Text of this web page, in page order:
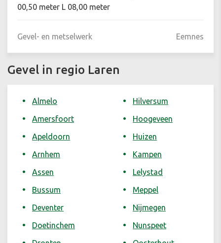
00,50 meter L 08,00 meter
Gevel- en metselwerk Eemnes
Gevel in regio Laren
Almelo
Amersfoort
Apeldoorn
Arnhem
Assen
Bussum
Deventer
Doetinchem
Hilversum
Hoogeveen
Huizen
Kampen
Lelystad
Meppel
Nijmegen
Nunspeet